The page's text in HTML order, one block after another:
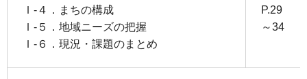
Ｉ-４．まちの構成
Ｉ-５．地域ニーズの把握
Ｉ-６．現況・課題のまとめ
P.29
～34